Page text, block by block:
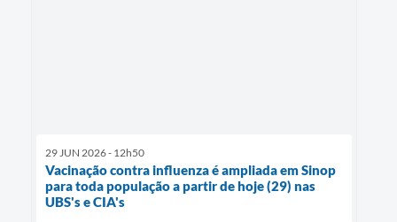
29 JUN 2026 - 12h50
Vacinação contra influenza é ampliada em Sinop
para toda população a partir de hoje (29) nas
UBS's e CIA's